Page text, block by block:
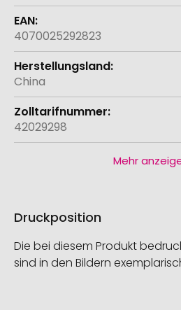
4070025292823
China
42029298
Mehr
Druckposition
Die bei diesem Produkt
sind in den Bildern